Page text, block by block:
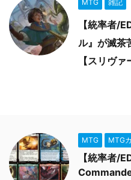
MTG 雑記
【統率者/
ル』が滅茶
【スリヴァ
MTG MTG
【統率者/